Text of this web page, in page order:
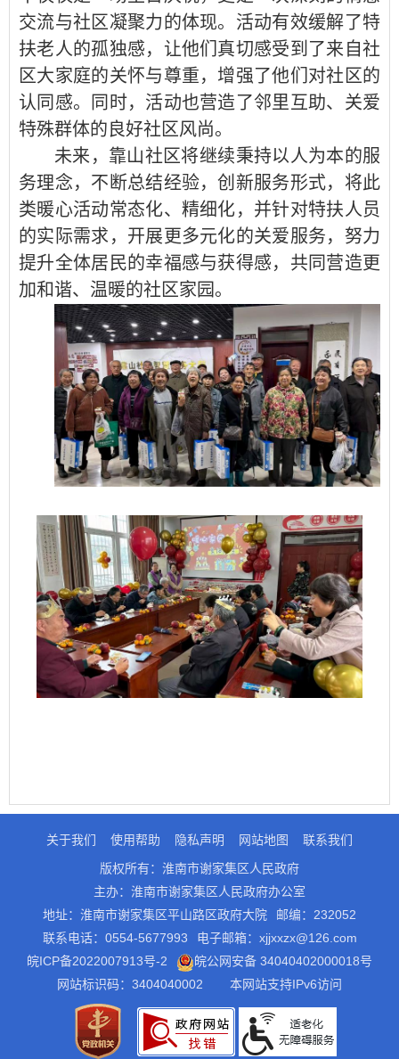
交流与社区凝聚力的体现。活动有效缓解了特
扶老人的孤独感，让他们真切感受到了来自社
区大家庭的关怀与尊重，增强了他们对社区的
认同感。同时，活动也营造了邻里互助、关爱
特殊群体的良好社区风尚。
未来，靠山社区将继续秉持以人为本的服
务理念，不断总结经验，创新服务形式，将此
类暖心活动常态化、精细化，并针对特扶人员
的实际需求，开展更多元化的关爱服务，努力
提升全体居民的幸福感与获得感，共同营造更
加和谐、温暖的社区家园。
关于我们 使用帮助 隐私声明 网站地图
联系我们
版权所有：淮南市谢家集区人民政府
主办：淮南市谢家集区人民政府办公室
地址：淮南市谢家集区平山路区政府大院
邮编：232052
联系电话：0554-5677993
电子邮箱：xjjxxzx@126.com
皖ICP备2022007913号-2
皖公网安备 34040402000018号
网站标识码：3404040002
本网站支持IPv6访问